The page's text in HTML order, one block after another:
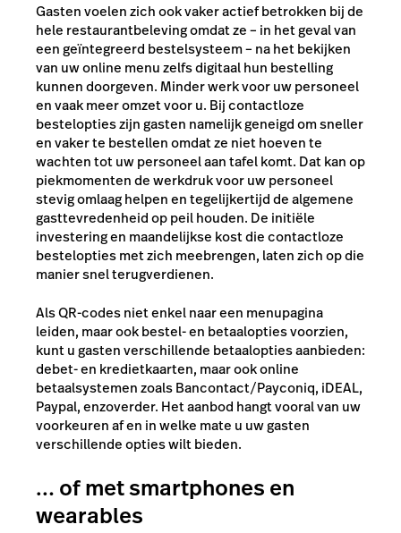
Gasten voelen zich ook vaker actief betrokken bij de
hele restaurantbeleving omdat ze – in het geval van
een geïntegreerd bestelsysteem – na het bekijken
van uw online menu zelfs digitaal hun bestelling
kunnen doorgeven. Minder werk voor uw personeel
en vaak meer omzet voor u. Bij contactloze
bestelopties zijn gasten namelijk geneigd om sneller
en vaker te bestellen omdat ze niet hoeven te
wachten tot uw personeel aan tafel komt. Dat kan op
piekmomenten de werkdruk voor uw personeel
stevig omlaag helpen en tegelijkertijd de algemene
gasttevredenheid op peil houden. De initiële
investering en maandelijkse kost die contactloze
bestelopties met zich meebrengen, laten zich op die
manier snel terugverdienen.
Als QR-codes niet enkel naar een menupagina
leiden, maar ook bestel- en betaalopties voorzien,
kunt u gasten verschillende betaalopties aanbieden:
debet- en kredietkaarten, maar ook online
betaalsystemen zoals Bancontact/Payconiq, iDEAL,
Paypal, enzoverder. Het aanbod hangt vooral van uw
voorkeuren af en in welke mate u uw gasten
verschillende opties wilt bieden.
… of met smartphones en
wearables